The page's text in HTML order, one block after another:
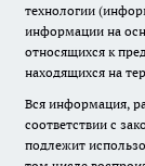
технологии
информации на
относящихся к
находящихся на
Вся информация,
соответствии с
подлежит